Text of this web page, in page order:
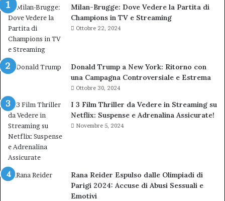
Milan-Brugge: Dove Vedere la Partita di
Champions in TV e Streaming
Ottobre 22, 2024
Donald Trump a New York: Ritorno con
una Campagna Controversiale e Estrema
Ottobre 30, 2024
I 3 Film Thriller da Vedere in Streaming su
Netflix: Suspense e Adrenalina Assicurate!
Novembre 5, 2024
Rana Reider Espulso dalle Olimpiadi di
Parigi 2024: Accuse di Abusi Sessuali e
Emotivi